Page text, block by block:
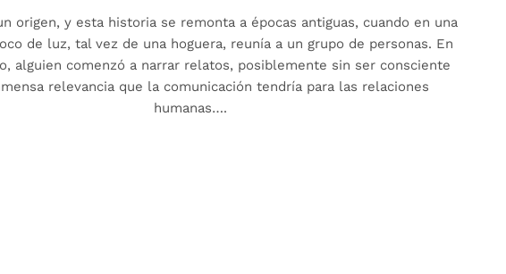
origen, y esta historia se remonta a épocas antiguas, cuando en una
de luz, tal vez de una hoguera, reunía a un grupo de personas. En
alguien comenzó a narrar relatos, posiblemente sin ser consciente
relevancia que la comunicación tendría para las relaciones
humanas….